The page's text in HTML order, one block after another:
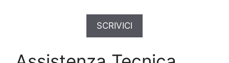
SCRIVICI